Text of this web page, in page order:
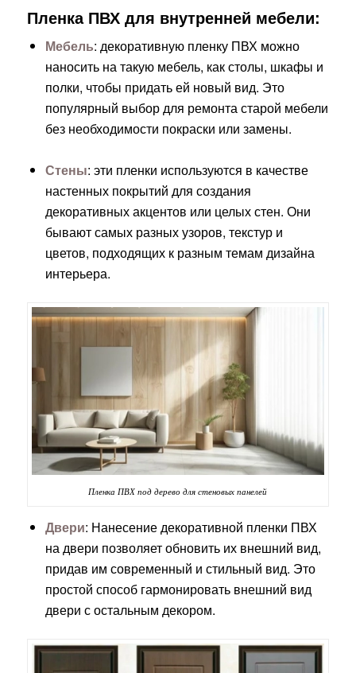
Пленка ПВХ для внутренней мебели:
Мебель: декоративную пленку ПВХ можно
наносить на такую мебель, как столы, шкафы и
полки, чтобы придать ей новый вид. Это
популярный выбор для ремонта старой мебели
без необходимости покраски или замены.
Стены: эти пленки используются в качестве
настенных покрытий для создания
декоративных акцентов или целых стен. Они
бывают самых разных узоров, текстур и
цветов, подходящих к разным темам дизайна
интерьера.
Пленка ПВХ под дерево для стеновых панелей
Двери: Нанесение декоративной пленки ПВХ
на двери позволяет обновить их внешний вид,
придав им современный и стильный вид. Это
простой способ гармонировать внешний вид
двери с остальным декором.